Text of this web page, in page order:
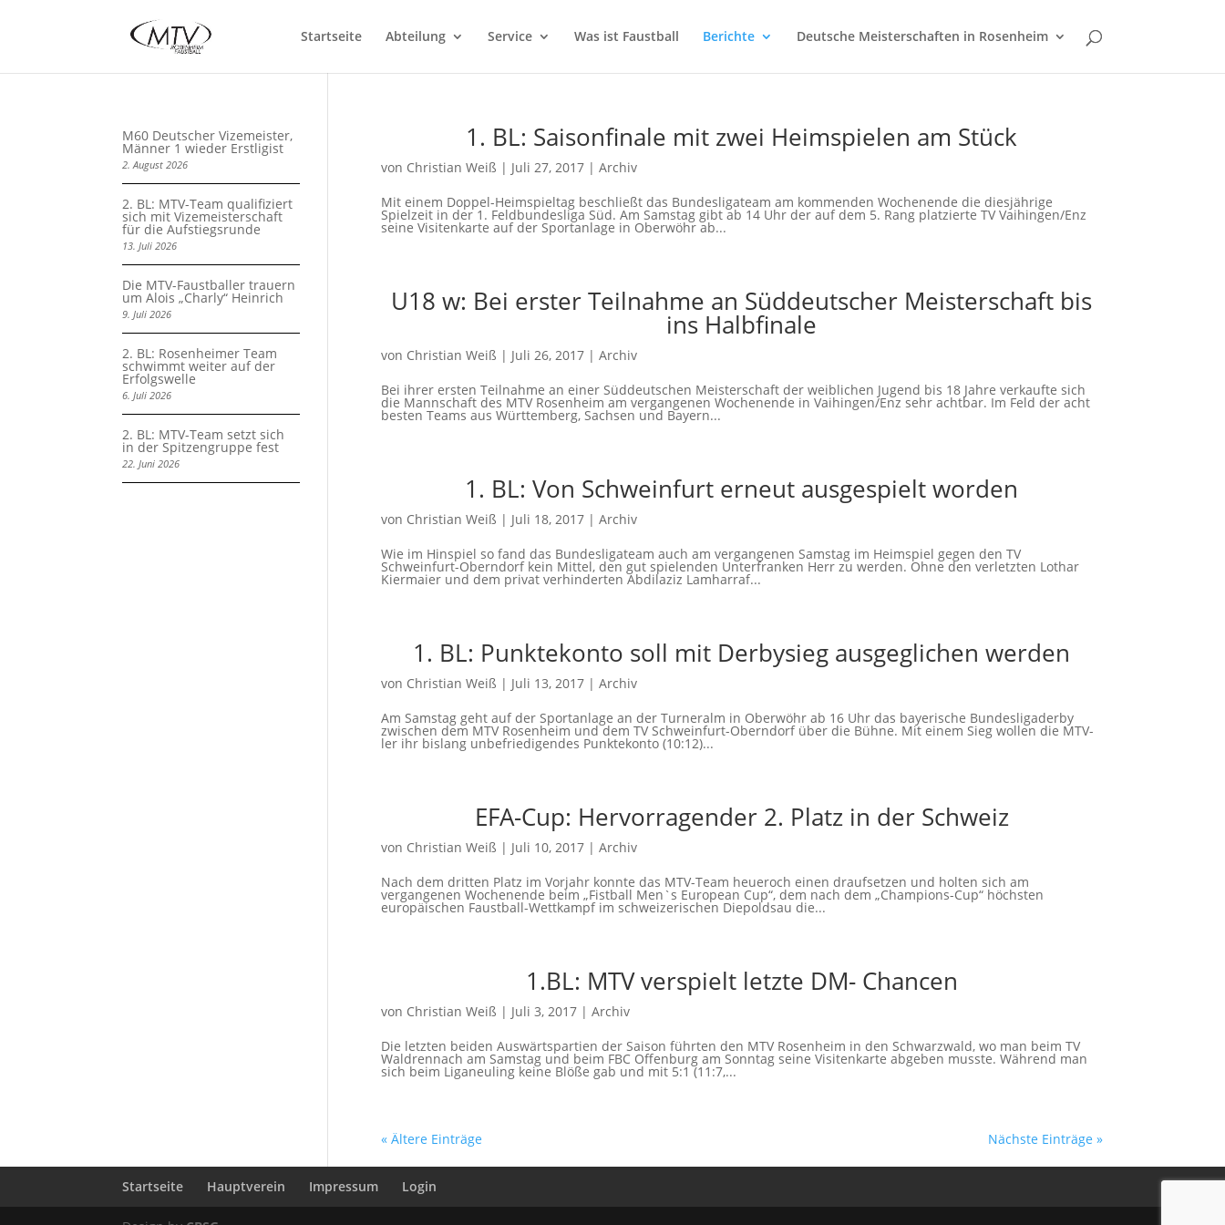
Startseite Abteilung Service Was ist Faustball Berichte Deutsche Meisterschaften in Rosenheim
1. BL: Saisonfinale mit zwei Heimspielen am Stück
von Christian Weiß | Juli 27, 2017| Archiv
Mit einem Doppel-Heimspieltag beschließt das Bundesligateam am kommenden Wochenende die diesjährige
Spielzeit in der 1. Feldbundesliga Süd. Am Samstag gibt ab 14 Uhr der auf dem 5. Rang platzierte TV Vaihingen/Enz
seine Visitenkarte auf der Sportanlage in Oberwöhr ab...
U18 w: Bei erster Teilnahme an Süddeutscher Meisterschaft bis
ins Halbfinale
von Christian Weiß | Juli 26, 2017| Archiv
Bei ihrer ersten Teilnahme an einer Süddeutschen Meisterschaft der weiblichen Jugend bis 18 Jahre verkaufte sich
die Mannschaft des MTV Rosenheim am vergangenen Wochenende in Vaihingen/Enz sehr achtbar. Im Feld der acht
besten Teams aus Württemberg, Sachsen und Bayern...
1. BL: Von Schweinfurt erneut ausgespielt worden
von Christian Weiß | Juli 18, 2017| Archiv
Wie im Hinspiel so fand das Bundesligateam auch am vergangenen Samstag im Heimspiel gegen den TV
Schweinfurt-Oberndorf kein Mittel, den gut spielenden Unterfranken Herr zu werden. Ohne den verletzten Lothar
Kiermaier und dem privat verhinderten Abdilaziz Lamharraf...
1. BL: Punktekonto soll mit Derbysieg ausgeglichen werden
von Christian Weiß | Juli 13, 2017| Archiv
Am Samstag geht auf der Sportanlage an der Turneralm in Oberwöhr ab 16 Uhr das bayerische Bundesligaderby
zwischen dem MTV Rosenheim und dem TV Schweinfurt-Oberndorf über die Bühne. Mit einem Sieg wollen die MTV-
ler ihr bislang unbefriedigendes Punktekonto (10:12)...
EFA-Cup: Hervorragender 2. Platz in der Schweiz
von Christian Weiß | Juli 10, 2017| Archiv
Nach dem dritten Platz im Vorjahr konnte das MTV-Team heueroch einen draufsetzen und holten sich am
vergangenen Wochenende beim „Fistball Men`s European Cup“, dem nach dem „Champions-Cup“ höchsten
europäischen Faustball-Wettkampf im schweizerischen Diepoldsau die...
1.BL: MTV verspielt letzte DM- Chancen
von Christian Weiß | Juli 3, 2017| Archiv
Die letzten beiden Auswärtspartien der Saison führten den MTV Rosenheim in den Schwarzwald, wo man beim TV
Waldrennach am Samstag und beim FBC Offenburg am Sonntag seine Visitenkarte abgeben musste. Während man
sich beim Liganeuling keine Blöße gab und mit 5:1 (11:7,...
« Ältere Einträge Nächste Einträge »
M60 Deutscher Vizemeister,
Männer 1 wieder Erstligist
2. August 2026
2. BL: MTV-Team qualifiziert
sich mit Vizemeisterschaft
für die Aufstiegsrunde
13. Juli 2026
Die MTV-Faustballer trauern
um Alois „Charly“ Heinrich
9. Juli 2026
2. BL: Rosenheimer Team
schwimmt weiter auf der
Erfolgswelle
6. Juli 2026
2. BL: MTV-Team setzt sich
in der Spitzengruppe fest
22. Juni 2026
Startseite Hauptverein Impressum Login